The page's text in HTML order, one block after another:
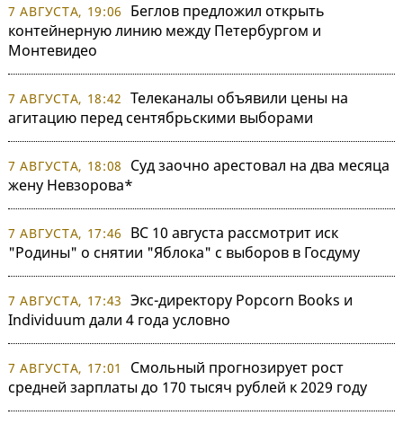
7 АВГУСТА, 19:06
Беглов предложил открыть
контейнерную линию между Петербургом и
Монтевидео
7 АВГУСТА, 18:42 Телеканалы объявили цены на
агитацию перед сентябрьскими выборами
7 АВГУСТА, 18:08
Суд заочно арестовал на два месяца
жену Невзорова*
7 АВГУСТА, 17:46
ВС 10 августа рассмотрит иск
"Родины" о снятии "Яблока" с выборов в Госдуму
7 АВГУСТА, 17:43 Экс-директору Popcorn Books и
Individuum дали 4 года условно
7 АВГУСТА, 17:01
Смольный прогнозирует рост
средней зарплаты до 170 тысяч рублей к 2029 году